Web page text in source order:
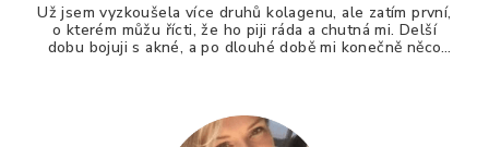
Už jsem vyzkoušela více druhů kolagenu, ale zatím první,
o kterém můžu řícti, že ho piji ráda a chutná mi. Delší
dobu bojuji s akné, a po dlouhé době mi konečně něco